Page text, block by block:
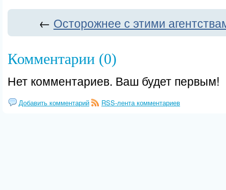
← Осторожнее с этими
Комментарии (0)
Нет комментариев. Ваш будет первым!
Добавить комментарий RSS-лента комментариев